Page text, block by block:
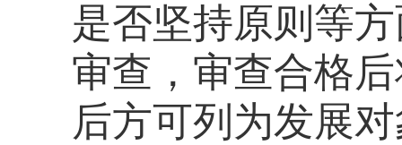
是否坚持原则等
审查，审查合格
后方可列为发展